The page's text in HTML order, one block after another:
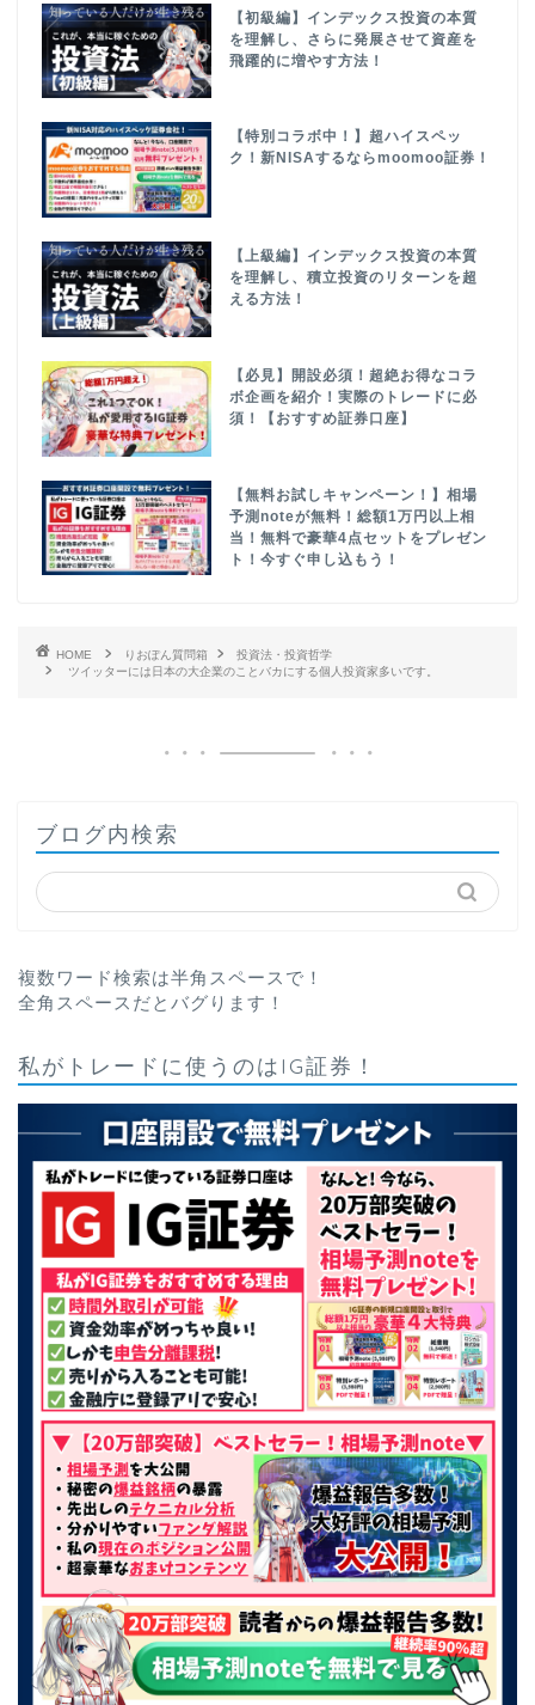
【初級編】インデックス投資の本質
を理解し、さらに発展させて資産を
飛躍的に増やす方法！
【特別コラボ中！】超ハイスペッ
ク！新NISAするならmoomoo証券！
【上級編】インデックス投資の本質
を理解し、積立投資のリターンを超
える方法！
【必見】開設必須！超絶お得なコラ
ボ企画を紹介！実際のトレードに必
須！【おすすめ証券口座】
【無料お試しキャンペーン！】相場
予測noteが無料！総額1万円以上相
当！無料で豪華4点セットをプレゼン
ト！今すぐ申し込もう！
HOME りおぽん質問箱
投資法・投資哲学
ツイッターには日本の大企業のことバカにする個人投資家多いです。
ブログ内検索
複数ワード検索は半角スペースで！
全角スペースだとバグります！
私がトレードに使うのはIG証券！